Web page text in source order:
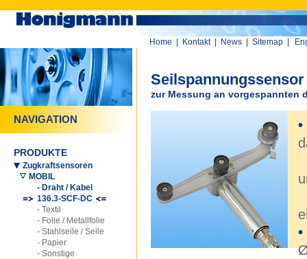
Home Kontakt News Sitemap
NAVIGATION
PRODUKTE
Zugkraftsensoren
MOBIL
- Draht / Kabel
136.3-SCF-DC
- Textil
- Folie / Metallfolie
- Stahlseile / Seile
- Papier
- Sonstige
Seilspannungssensor
zur Messung an vorgespannten
•